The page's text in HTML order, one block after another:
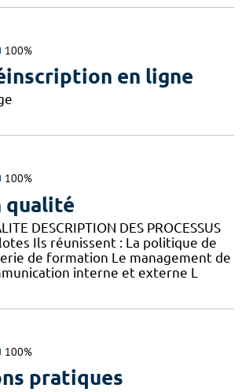
100%
en ligne
100%
qualité
DESCRIPTION DES PROCESSUS
Ils réunissent : La politique de
de formation Le management de
interne et externe L
100%
pratiques